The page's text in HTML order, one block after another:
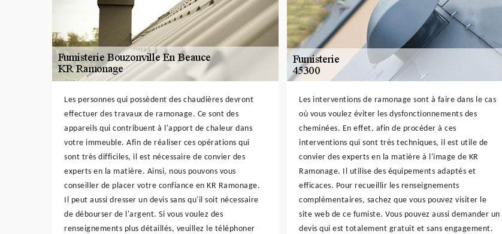
Les personnes qui possèdent des chaudières devront
effectuer des travaux de ramonage. Ce sont des
appareils qui contribuent à l'apport de chaleur dans
votre immeuble. Afin de réaliser ces opérations qui
sont très difficiles, il est nécessaire de convier des
experts en la matière. Ainsi, nous pouvons vous
conseiller de placer votre confiance en KR Ramonage.
Il peut aussi dresser un devis sans qu'il soit nécessaire
de débourser de l'argent. Si vous voulez des
renseignements plus détaillés, veuillez le téléphoner
Les interventions de ramonage sont à faire dans le cas
où vous voulez éviter les dysfonctionnements des
cheminées. En effet, afin de procéder à ces
interventions qui sont très techniques, il est utile de
convier des experts en la matière à l'image de KR
Ramonage. Il utilise des équipements adaptés et
efficaces. Pour recueillir les renseignements
complémentaires, sachez que vous pouvez visiter le
site web de ce fumiste. Vous pouvez aussi demander un
devis qui est totalement gratuit et sans engagement.